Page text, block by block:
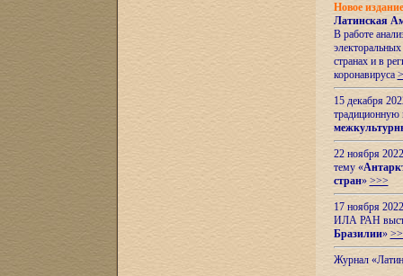
Новое
Латинская
В работе
странах и в
коронавируса
15 декабря
22 ноября
тему «
стран» >>>
17 ноября
ИЛА РАН
Бразилии»
Журнал